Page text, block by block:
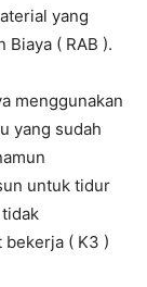
yang
Biaya ( RAB ).
menggunakan
yang sudah
untuk tidur
bekerja ( K3 )